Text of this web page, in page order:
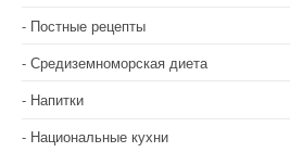
Постные рецепты
Средиземноморская диета
Напитки
Национальные кухни